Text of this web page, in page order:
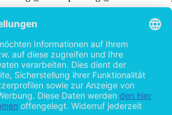
2009, S. 241.
des Internet 2003, S. 325.
1997, S. 7.